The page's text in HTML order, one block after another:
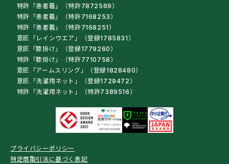
特許「患者着」（特許7872569）
特許「患者着」（特許7168253）
特許「患者着」（特許7168251）
意匠「レインウエア」（登録1785831）
意匠「膝掛け」（登録1779260）
特許「膝掛け」（特許7710758）
意匠「アームスリング」（登録1828480）
意匠「洗濯用ネット」（登録1729472）
特許「洗濯用ネット」（特許7389516）
プライバシーポリシー
特定商取引法に基づく表記